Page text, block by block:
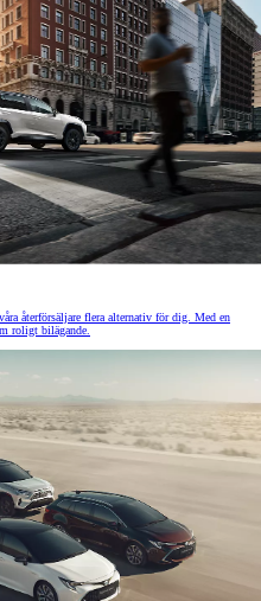
återförsäljare flera alternativ för dig. Med en
roligt bilägande.